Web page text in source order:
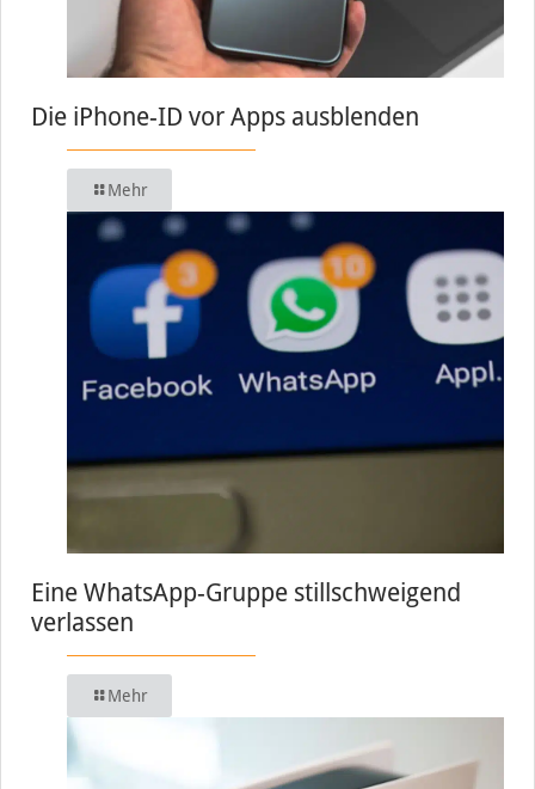
Die iPhone-ID vor Apps ausblenden
Mehr
Eine WhatsApp-Gruppe stillschweigend
verlassen
Mehr